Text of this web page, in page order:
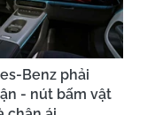
Benz phải
- nút bấm vật